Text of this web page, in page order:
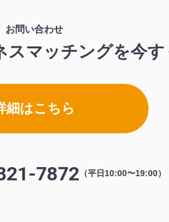
お問い合わせ
スマッチングを今す
細はこちら
7872 （平日10:00〜19:00）